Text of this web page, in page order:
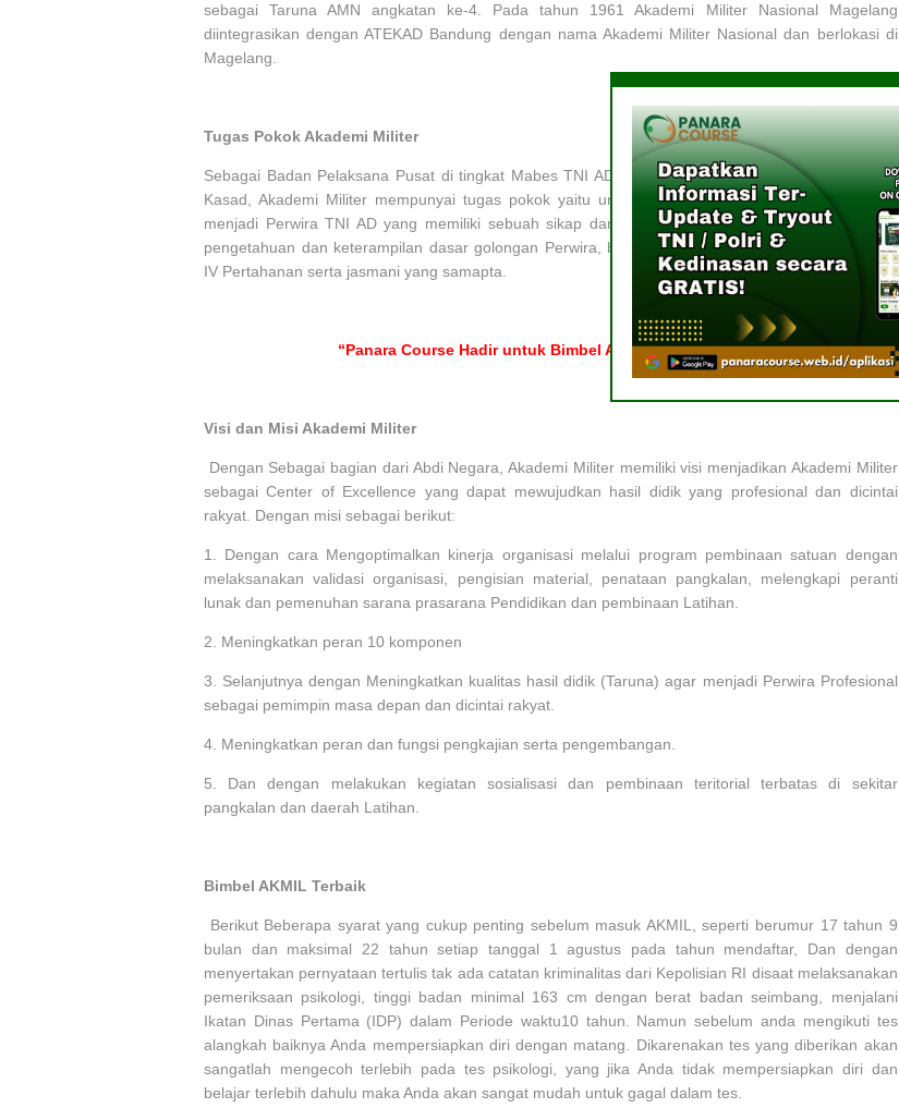
sebagai Taruna AMN angkatan ke-4. Pada tahun 1961 Akademi Militer Nasional Magelang
diintegrasikan dengan ATEKAD Bandung dengan nama Akademi Militer Nasional dan berlokasi di
Magelang.
Tugas Pokok Akademi Militer
Sebagai Badan Pelaksana Pusat di tingkat Mabes TNI AD, yang berkedudukan langsung dibawah
Kasad, Akademi Militer mempunyai tugas pokok yaitu untuk membentuk Taruna Akademi Militer
menjadi Perwira TNI AD yang memiliki sebuah sikap dan perilaku sebagai prajurit Sapta Marga,
pengetahuan dan keterampilan dasar golongan Perwira, berkualifikasi Akademik Program Diploma
IV Pertahanan serta jasmani yang samapta.
“Panara Course Hadir untuk Bimbel AAU di Badung, Bali”
Visi dan Misi Akademi Militer
Dengan Sebagai bagian dari Abdi Negara, Akademi Militer memiliki visi menjadikan Akademi Militer
sebagai Center of Excellence yang dapat mewujudkan hasil didik yang profesional dan dicintai
rakyat. Dengan misi sebagai berikut:
1. Dengan cara Mengoptimalkan kinerja organisasi melalui program pembinaan satuan dengan
melaksanakan validasi organisasi, pengisian material, penataan pangkalan, melengkapi peranti
lunak dan pemenuhan sarana prasarana Pendidikan dan pembinaan Latihan.
2. Meningkatkan peran 10 komponen
3. Selanjutnya dengan Meningkatkan kualitas hasil didik (Taruna) agar menjadi Perwira Profesional
sebagai pemimpin masa depan dan dicintai rakyat.
4. Meningkatkan peran dan fungsi pengkajian serta pengembangan.
5.
Dan dengan melakukan kegiatan sosialisasi dan pembinaan teritorial terbatas di sekitar
pangkalan dan daerah Latihan.
Bimbel AKMIL Terbaik
Berikut Beberapa syarat yang cukup penting sebelum masuk AKMIL, seperti berumur 17 tahun 9
bulan dan maksimal 22 tahun setiap tanggal 1 agustus pada tahun mendaftar, Dan dengan
menyertakan pernyataan tertulis tak ada catatan kriminalitas dari Kepolisian RI disaat melaksanakan
pemeriksaan psikologi, tinggi badan minimal 163 cm dengan berat badan seimbang, menjalani
Ikatan Dinas Pertama (IDP) dalam Periode waktu10 tahun. Namun sebelum anda mengikuti tes
alangkah baiknya Anda mempersiapkan diri dengan matang. Dikarenakan tes yang diberikan akan
sangatlah mengecoh terlebih pada tes psikologi, yang jika Anda tidak mempersiapkan diri dan
belajar terlebih dahulu maka Anda akan sangat mudah untuk gagal dalam tes.